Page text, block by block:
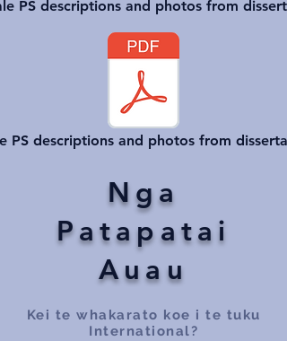
PS descriptions and photos from
PS descriptions and photos from
Nga
Patapatai
Auau
Kei te whakarato koe i te tuku
International?